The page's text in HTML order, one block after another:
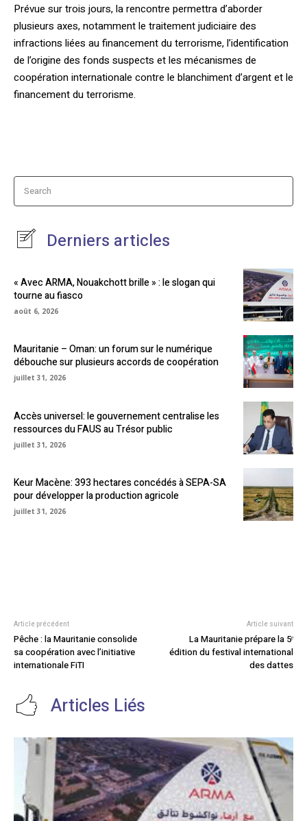
Prévue sur trois jours, la rencontre permettra d’aborder
plusieurs axes, notamment le traitement judiciaire des
infractions liées au financement du terrorisme, l’identification
de l’origine des fonds suspects et les mécanismes de
coopération internationale contre le blanchiment d’argent et le
financement du terrorisme.
Search
Derniers articles
« Avec ARMA, Nouakchott brille » : le slogan qui
tourne au fiasco
août 6, 2026
Mauritanie – Oman: un forum sur le numérique
débouche sur plusieurs accords de coopération
juillet 31, 2026
Accès universel: le gouvernement centralise les
ressources du FAUS au Trésor public
juillet 31, 2026
Keur Macène: 393 hectares concédés à SEPA-SA
pour développer la production agricole
juillet 31, 2026
Article précédent
Pêche : la Mauritanie consolide
sa coopération avec l’initiative
internationale FiTI
Article suivant
La Mauritanie prépare la 5ᵉ
édition du festival international
des dattes
Articles Liés